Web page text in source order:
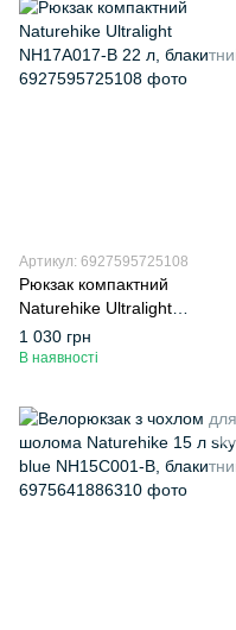
Артикул: 6927595725108
Рюкзак компактний
Naturehike Ultralight
NH17A017-B 22 л, блакитний
1 030 грн
В наявності